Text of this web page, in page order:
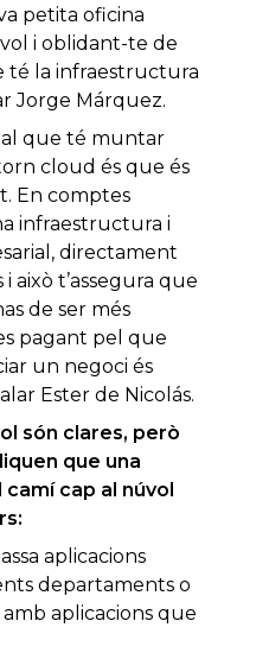
petita oficina
i oblidant-te de
té la infraestructura
Jorge Márquez.
que té muntar
cloud és que és
En comptes
infraestructura i
directament
això t’assegura que
de ser més
pagant pel que
un negoci és
Ester de Nicolás.
són clares, però
que una
camí cap al núvol
aplicacions
departaments o
aplicacions que